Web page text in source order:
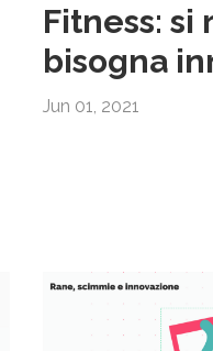
Fitness: si
bisogna
Jun 01, 2021